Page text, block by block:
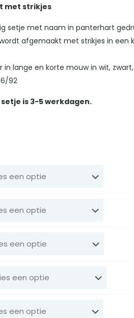
met strikjes
setje met naam in panterhart
afgemaakt met strikjes in een
in lange en korte mouw in wit,
92
is 3-5 werkdagen.